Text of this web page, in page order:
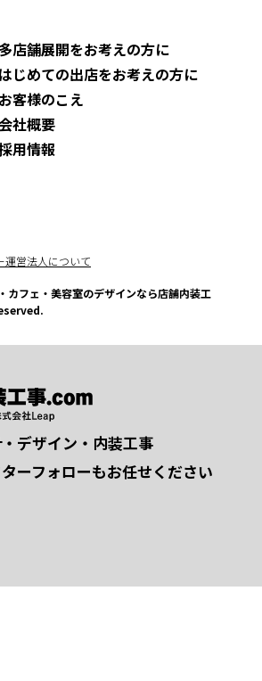
多店舗展開をお考えの方に
はじめての出店をお考えの方に
お客様のこえ
会社概要
用情報
運営法人について
フェ・美容室のデザインなら店舗内装工
デザイン・内装工事
ーフォローもお任せください